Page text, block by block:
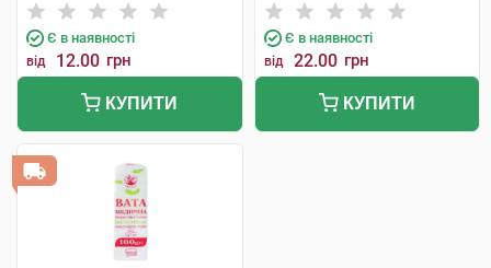
Є в наявності
від 12.00 грн
КУПИТИ
Є в наявності
від 22.00 грн
КУПИТИ